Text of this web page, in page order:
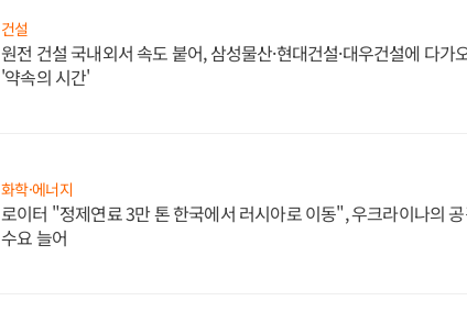
건설
원전 건설 국내외서 속도 붙어, 삼성물산·현대건설·대우건설에 다가
'약속의 시간'
화학·에너지
로이터 "정제연료 3만 톤 한국에서 러시아로 이동", 우크라이나의
수요 늘어